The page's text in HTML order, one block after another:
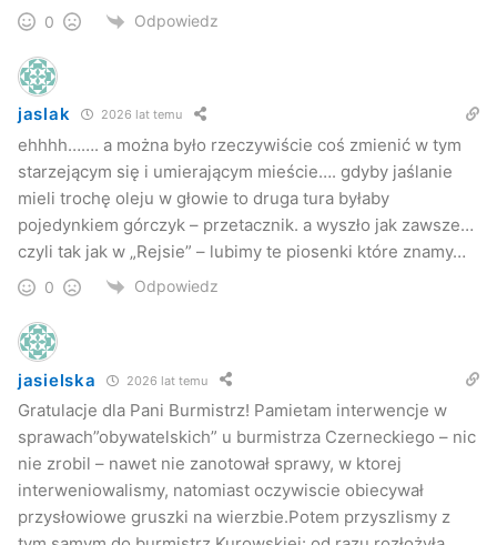
0 Odpowiedz
jaslak 2026 lat temu
ehhhh……. a można było rzeczywiście coś zmienić w tym
starzejącym się i umierającym mieście…. gdyby jaślanie
mieli trochę oleju w głowie to druga tura byłaby
pojedynkiem górczyk – przetacznik. a wyszło jak zawsze…
czyli tak jak w „Rejsie” – lubimy te piosenki które znamy…
0 Odpowiedz
jasielska 2026 lat temu
Gratulacje dla Pani Burmistrz! Pamietam interwencje w
sprawach”obywatelskich” u burmistrza Czerneckiego – nic
nie zrobil – nawet nie zanotował sprawy, w ktorej
interweniowalismy, natomiast oczywiscie obiecywał
przysłowiowe gruszki na wierzbie.Potem przyszlismy z